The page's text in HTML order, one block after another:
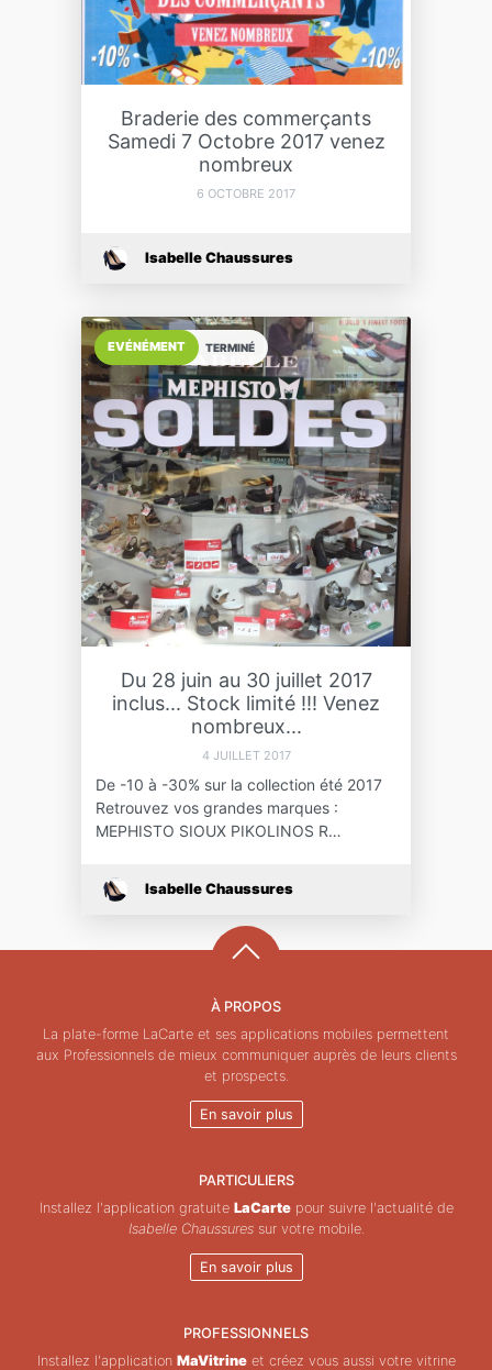
Braderie des commerçants
Samedi 7 Octobre 2017 venez
nombreux
6 OCTOBRE 2017
Isabelle Chaussures
TERMINÉ
EVÉNÉMENT
Du 28 juin au 30 juillet 2017
inclus... Stock limité !!! Venez
nombreux...
4 JUILLET 2017
De -10 à -30% sur la collection été 2017
Retrouvez vos grandes marques :
MEPHISTO SIOUX PIKOLINOS R…
Isabelle Chaussures
À PROPOS
La plate-forme LaCarte et ses applications mobiles permettent
aux Professionnels de mieux communiquer auprès de leurs clients
et prospects.
En savoir plus
PARTICULIERS
Installez l'application gratuite LaCartepour suivre l'actualité de
Isabelle Chaussuressur votre mobile.
En savoir plus
PROFESSIONNELS
Installez l'application MaVitrineet créez vous aussi votre vitrine